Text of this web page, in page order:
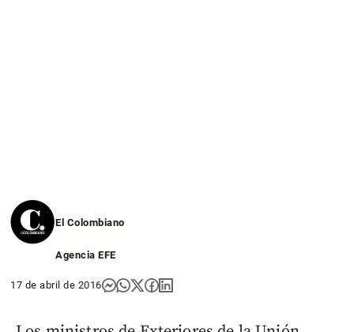
El Colombiano
Agencia EFE
17 de abril de 2016